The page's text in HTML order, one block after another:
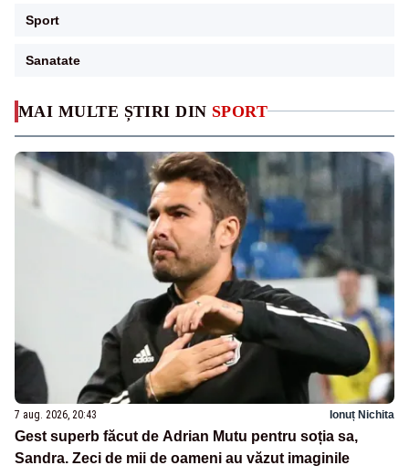
MAI MULTE ȘTIRI DIN SPORT
7 aug. 2026, 20:43 Ionuț Nichita
Gest superb făcut de Adrian Mutu pentru soția sa,
Sandra. Zeci de mii de oameni au văzut imaginile
Sport
Sanatate